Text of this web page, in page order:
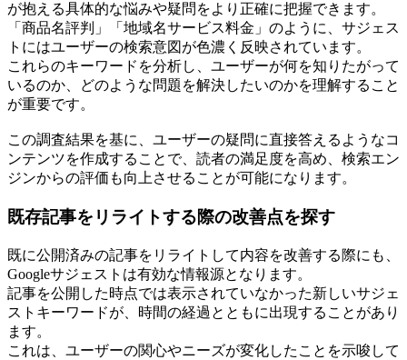
が抱える具体的な悩みや疑問をより正確に把握できます。
「商品名評判」「地域名サービス料金」のように、サジェス
トにはユーザーの検索意図が色濃く反映されています。
これらのキーワードを分析し、ユーザーが何を知りたがって
いるのか、どのような問題を解決したいのかを理解すること
が重要です。
この調査結果を基に、ユーザーの疑問に直接答えるようなコ
ンテンツを作成することで、読者の満足度を高め、検索エン
ジンからの評価も向上させることが可能になります。
既存記事をリライトする際の改善点を探す
既に公開済みの記事をリライトして内容を改善する際にも、
Googleサジェストは有効な情報源となります。
記事を公開した時点では表示されていなかった新しいサジェ
ストキーワードが、時間の経過とともに出現することがあり
ます。
これは、ユーザーの関心やニーズが変化したことを示唆して